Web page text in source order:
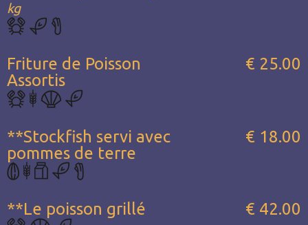
kg
Friture de Poisson
Assortis
€ 25.00
**Stockfish servi avec
pommes de terre
€ 18.00
**Le poisson grillé € 42.00